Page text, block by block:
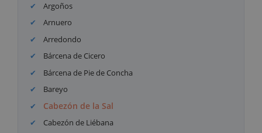
Argoños
Arnuero
Arredondo
Bárcena de Cicero
Bárcena de Pie de Concha
Bareyo
Cabezón de la Sal
Cabezón de Liébana